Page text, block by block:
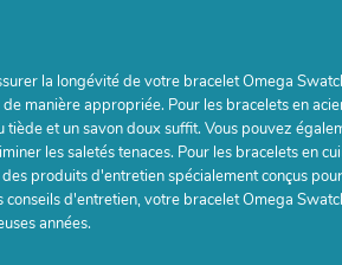
la longévité de votre bracelet Omega
manière appropriée. Pour les bracelets en
tiède et un savon doux suffit. Vous pouvez
les saletés tenaces. Pour les bracelets en
produits d'entretien spécialement conçus
conseils d'entretien, votre bracelet Omega
années.